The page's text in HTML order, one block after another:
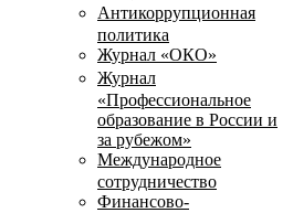
Антикоррупционная
политика
Журнал «ОКО»
Журнал
«Профессиональное
образование в России и
за рубежом»
Международное
сотрудничество
Финансово-